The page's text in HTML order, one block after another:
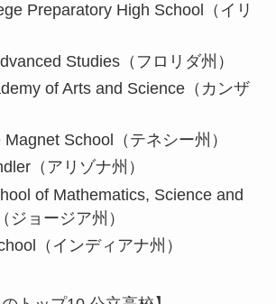
Preparatory High School（イリ
Studies（フロリダ州）
of Arts and Science（カンザ
School（テネシー州）
（アリゾナ州）
of Mathematics, Science and
ジョージア州）
（インディアナ州）